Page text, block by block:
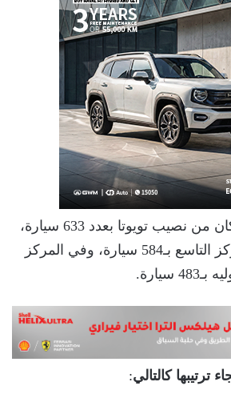
أما المركز الثامن فكان من نصيب تويوتا بعدد 633 سيارة،
تليها سكودا في المركز التاسع بـ584 سيارة، وفي المركز
سيارة.
ترتيبها كالتالي: